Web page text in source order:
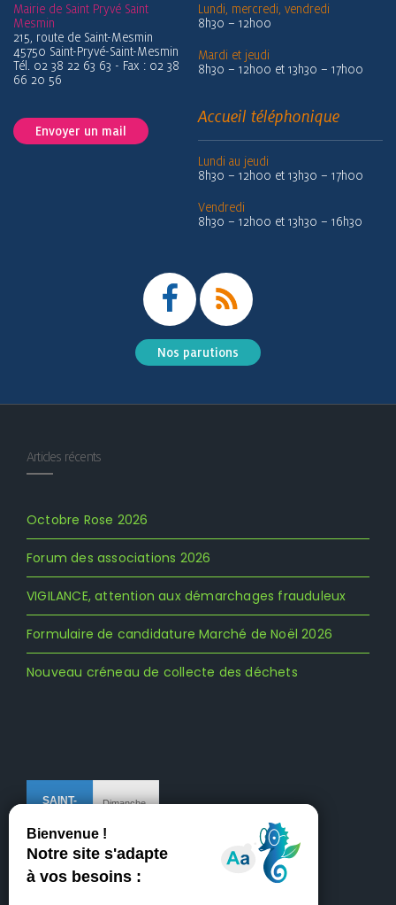
Mairie de Saint Pryvé Saint
Mesmin
215, route de Saint-Mesmin
45750 Saint-Pryvé-Saint-Mesmin
Tél. 02 38 22 63 63 - Fax : 02 38
66 20 56
Envoyer un mail
Lundi, mercredi, vendredi
8h30 – 12h00
Mardi et jeudi
8h30 – 12h00 et 13h30 – 17h00
Accueil téléphonique
Lundi au jeudi
8h30 – 12h00 et 13h30 – 17h00
Vendredi
8h30 – 12h00 et 13h30 – 16h30
Nos parutions
Articles récents
Octobre Rose 2026
Forum des associations 2026
VIGILANCE, attention aux démarchages frauduleux
Formulaire de candidature Marché de Noël 2026
Nouveau créneau de collecte des déchets